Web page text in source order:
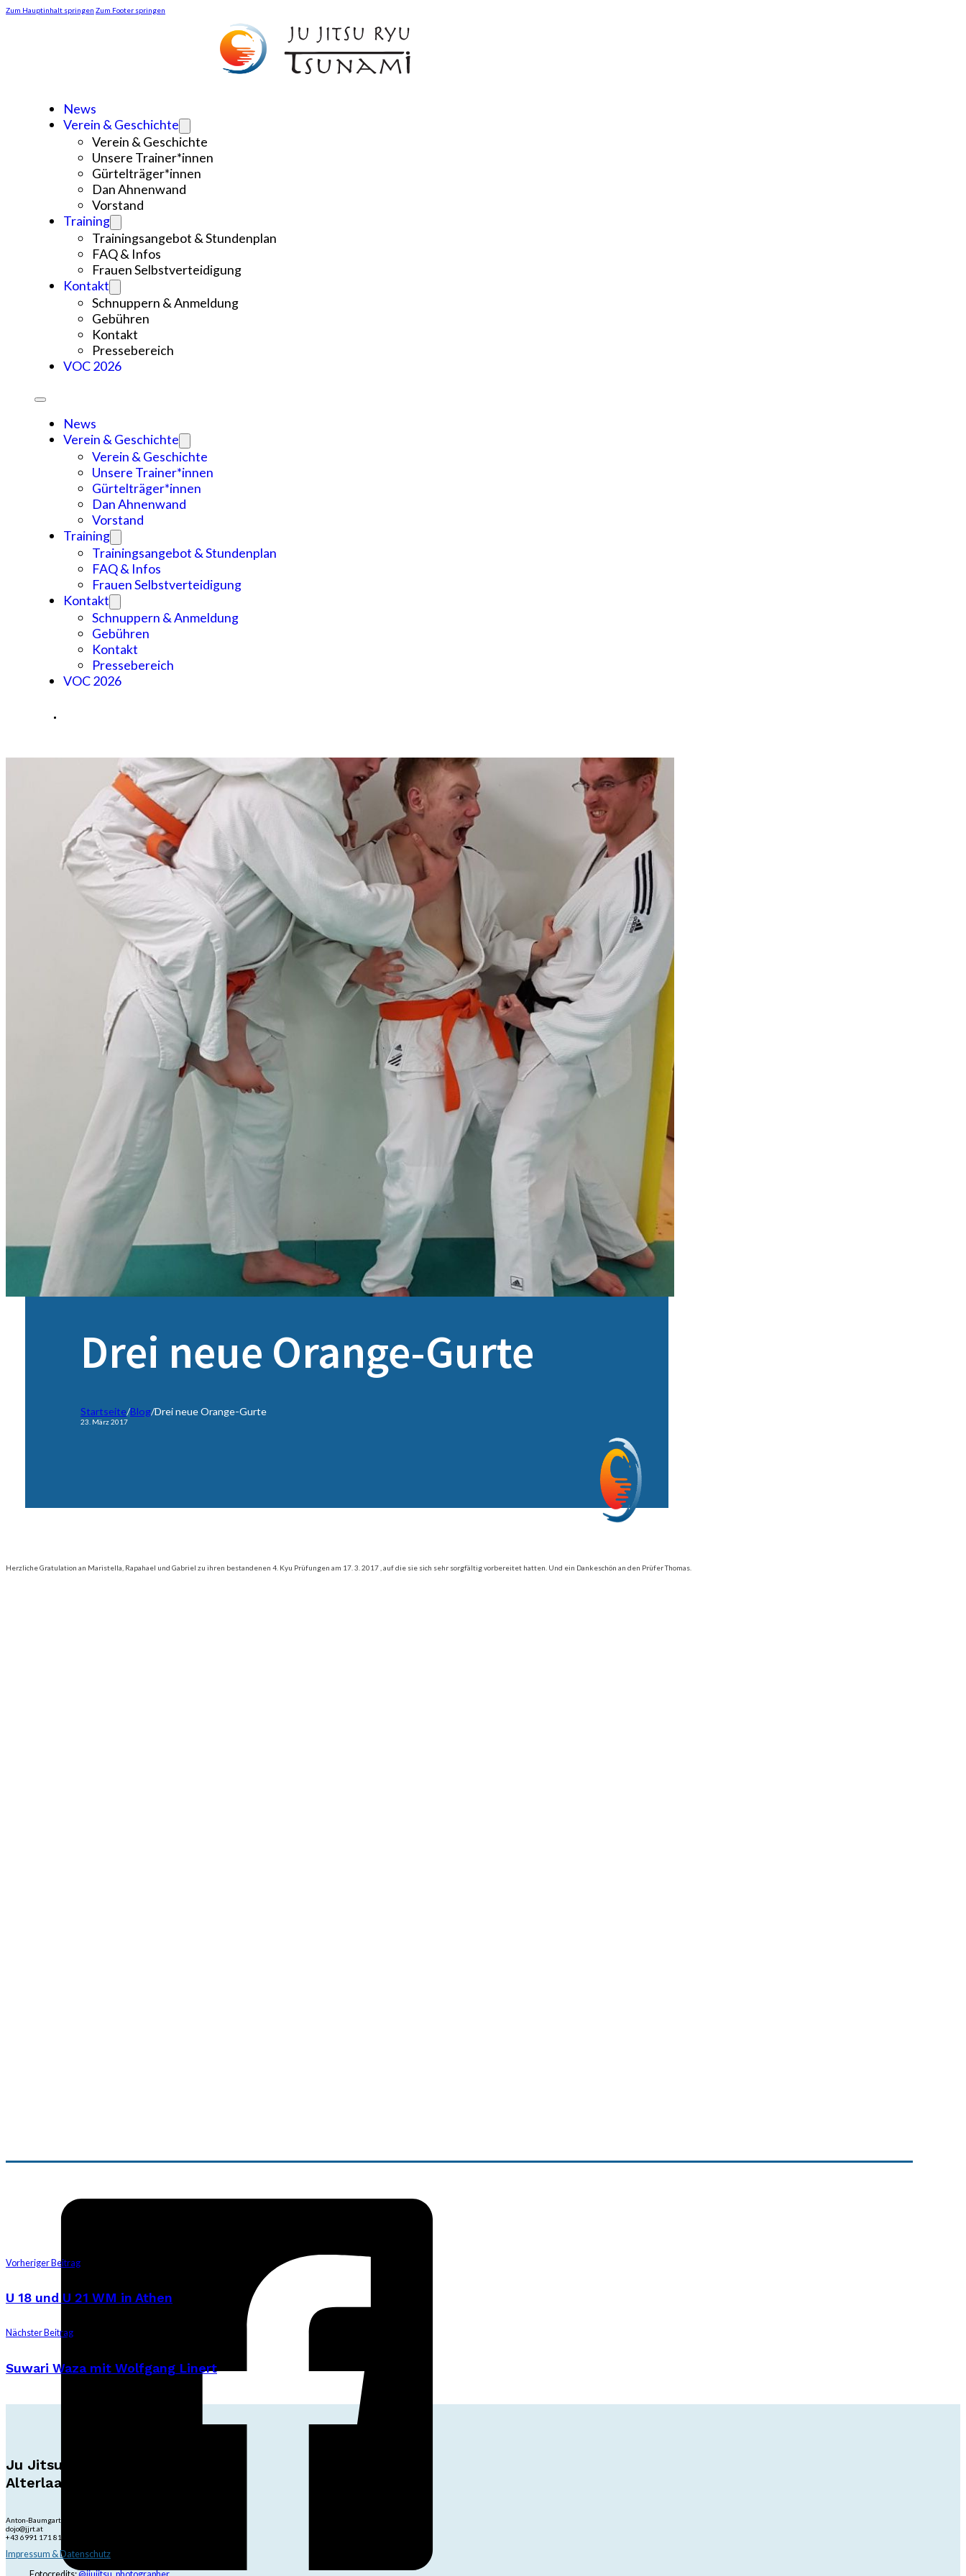
Zum Hauptinhalt springen Zum Footer springen
News
Verein & Geschichte
Verein & Geschichte
Unsere Trainer*innen
Gürtelträger*innen
Dan Ahnenwand
Vorstand
Training
Trainingsangebot & Stundenplan
FAQ & Infos
Frauen Selbstverteidigung
Kontakt
Schnuppern & Anmeldung
Gebühren
Kontakt
Pressebereich
VOC 2026
News
Verein & Geschichte
Verein & Geschichte
Unsere Trainer*innen
Gürtelträger*innen
Dan Ahnenwand
Vorstand
Training
Trainingsangebot & Stundenplan
FAQ & Infos
Frauen Selbstverteidigung
Kontakt
Schnuppern & Anmeldung
Gebühren
Kontakt
Pressebereich
VOC 2026
Drei neue Orange-Gurte
Startseite/Blog/Drei neue Orange-Gurte
23. März 2017
Herzliche Gratulation an Maristella, Rapahael und Gabriel zu ihren bestandenen 4. Kyu Prüfungen am 17. 3. 2017 , auf die sie sich sehr sorgfältig vorbereitet hatten. Und ein Dankeschön an den Prüfer Thomas.
Vorheriger Beitrag
U 18 und U 21 WM in Athen
Nächster Beitrag
Suwari Waza mit Wolfgang Linert
Ju Jitsu Ryu Tsunami
Alterlaa
Anton-Baumgartner-Str. 44/B8/01, 1230 Wien
dojo@jjrt.at
+43 6991 171 81 60
Impressum & Datenschutz